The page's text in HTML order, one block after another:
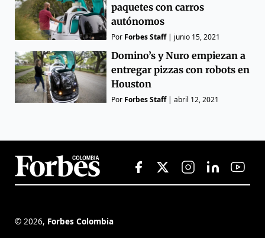
paquetes con carros
autónomos
Por Forbes Staff| junio 15, 2021
Domino’s y Nuro empiezan a
entregar pizzas con robots en
Houston
Por Forbes Staff|abril 12, 2021
© 2026, Forbes Colombia